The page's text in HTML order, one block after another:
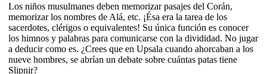
Los niños musulmanes deben memorizar pasajes del Corán,
memorizar los nombres de Alá, etc. ¡Ésa era la tarea de los
sacerdotes, clérigos o equivalentes! Su única función es conocer
los himnos y palabras para comunicarse con la divididad. No jugar
a deducir como es. ¿Crees que en Upsala cuando ahorcaban a los
nueve hombres, se abrían un debate sobre cuántas patas tiene
Slipnir?